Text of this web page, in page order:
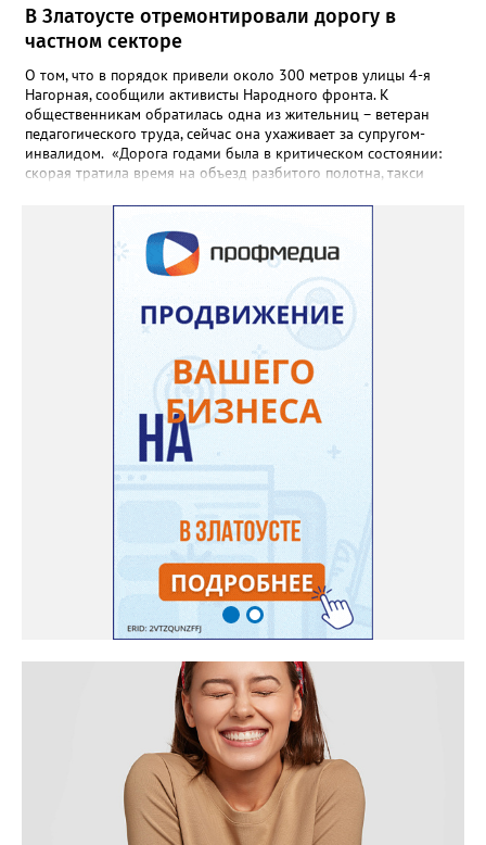
В Златоусте отремонтировали дорогу в
частном секторе
О том, что в порядок привели около 300 метров улицы 4-я
Нагорная, сообщили активисты Народного фронта. К
общественникам обратилась одна из жительниц – ветеран
педагогического труда, сейчас она ухаживает за супругом-
инвалидом. «Дорога годами была в критическом состоянии:
скорая тратила время на объезд разбитого полотна, такси
однажды реанимация не смогла добраться до больного.
Жители писали в администрацию города и другие инстанции,
пытались ремонтировать дорогу своими силами – всё тщетно»,
– рассказали в ОНФ. Общественники подчеркнули: именно
они добились, чтобы участок разровняли и отсыпали. Для
этого потребовалось обратиться в мэрию Златоуста.